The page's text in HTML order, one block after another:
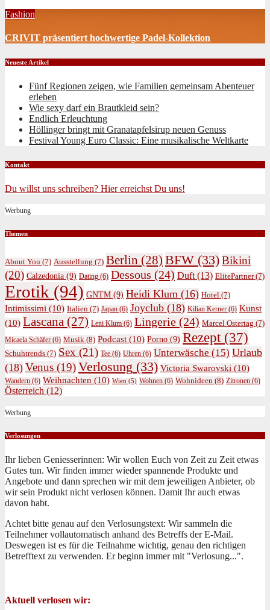
Fashion
CRIVIT präsentiert hochwertige Padel-Kollektion
Neueste Artikel
Fünf Regionen zeigen, wie Familien gemeinsam Abenteuer
erleben
Wie sexy darf ein Brautkleid sein?
Endlich Erleuchtung
Höllinger bringt mit Granatapfelsirup neuen Genuss
Festival Young Euro Classic: Eine musikalische Weltkarte
Kontakt
Du willst uns schreiben? Hier erreichst Du uns!
Werbung
Themen
About You (7) Ausstellung (7) Berlin (28) BFW (33)Bikini
(20) Calzedonia (9) Dating (6) Dessous (24) Duft(13) ElitePartner(7)
Erotik (94) GNTM (9) Heidi Klum (16) Hotel (7)
Intimissimi (10) Italien (7) Japan (6) Joyclub (18) Kilian Kerner (6) Kunst
(10) Lascana (27) Leni Klum (6) Lingerie (24) Marcel Ostertag (7)
Micaela Schäfer (6) Musik (8) Podcast (10) Porno (9) Rezept (37)
Schuhtrends (7) Sex (21) Tee (6) Uhren (6) Unterwäsche (15) Urlaub
(18) Venus (19)Verlosung (33) Victoria Swarovski (10)
Wandern (6) Weihnachten (10) Wien (5) Wohnen (6) Wohnideen (8) Zitronen (6)
Österreich (12)
Werbung
Verlosungen
Ihr lieben Geniesserinnen: Wir wollen Euch von Zeit zu Zeit etwas
Gutes tun. Wir finden immer wieder spannende Produkte und
Angebote und dann sprechen wir mit dem jeweiligen Anbieter, ob
wir sein Produkt nicht verlosen können. Damit Ihr auch etwas
davon habt.
Achtet bitte genau auf den Verlosungstext: Wir sammeln die
Teilnehmer vollautomatisch anhand des Betreffs der E-Mail.
Deswegen ist es für die Teilnahme wichtig, genau den richtigen
Betrefftext zu verwenden. Er beginn immer mit "Verlosung...".
Aktuell verlosen wir: